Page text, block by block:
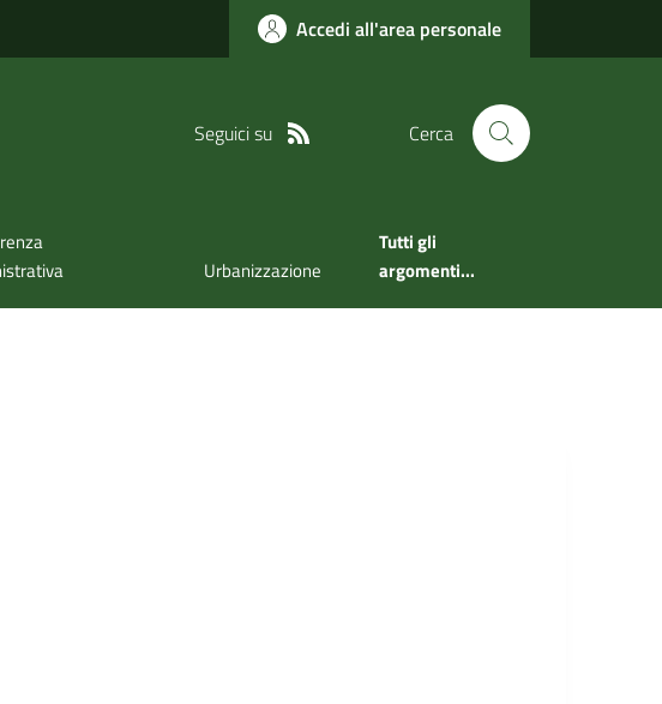
Accedi all'area personale
Seguici su Cerca
Urbanizzazione
Tutti gli
argomenti...